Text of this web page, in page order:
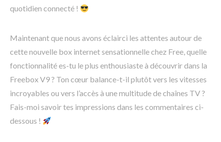
quotidien connecté !
Maintenant que nous avons éclairci les attentes autour de
cette nouvelle box internet sensationnelle chez Free, quelle
fonctionnalité es-tu le plus enthousiaste à découvrir dans la
Freebox V9 ? Ton cœur balance-t-il plutôt vers les vitesses
incroyables ou vers l’accès à une multitude de chaînes TV ?
Fais-moi savoir tes impressions dans les commentaires ci-
dessous !